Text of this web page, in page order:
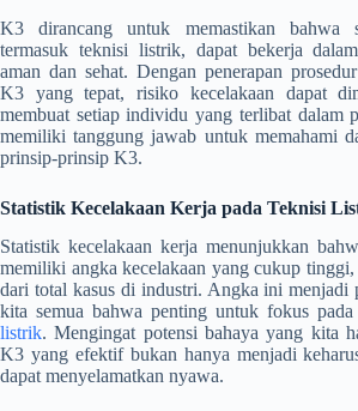
K3 dirancang untuk memastikan bahwa
termasuk teknisi listrik, dapat bekerja
aman dan sehat. Dengan penerapan
K3 yang tepat, risiko kecelakaan dapat
membuat setiap individu yang terlibat dalam
memiliki tanggung jawab untuk memahami
prinsip-prinsip K3.
Statistik Kecelakaan Kerja pada Teknisi
Statistik kecelakaan kerja menunjukkan
memiliki angka kecelakaan yang cukup tinggi,
dari total kasus di industri. Angka ini menjadi
kita semua bahwa penting untuk fokus
listrik. Mengingat potensi bahaya yang kita
K3 yang efektif bukan hanya menjadi
dapat menyelamatkan nyawa.